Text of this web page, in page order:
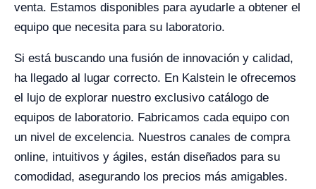
venta. Estamos disponibles para ayudarle a obtener el
equipo que necesita para su laboratorio.
Si está buscando una fusión de innovación y calidad,
ha llegado al lugar correcto. En Kalstein le ofrecemos
el lujo de explorar nuestro exclusivo catálogo de
equipos de laboratorio. Fabricamos cada equipo con
un nivel de excelencia. Nuestros canales de compra
online, intuitivos y ágiles, están diseñados para su
comodidad, asegurando los precios más amigables.